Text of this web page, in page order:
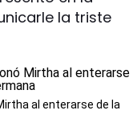
la triste
al enterarse de la